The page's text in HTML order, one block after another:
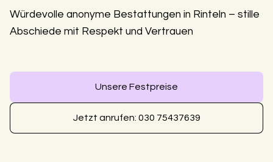
Würdevolle anonyme Bestattungen in Rinteln – stille
Abschiede mit Respekt und Vertrauen
Unsere Festpreise
Jetzt anrufen: 030 75437639